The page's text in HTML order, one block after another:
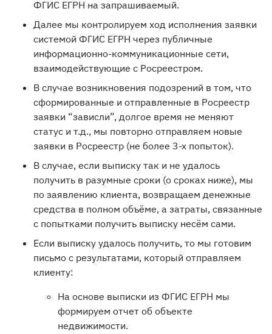
ФГИС ЕГРН на запрашиваемый.
Далее мы контролируем ход исполнения заявки
системой ФГИС ЕГРН через публичные
информационно-коммуникационные сети,
взаимодействующие с Росреестром.
В случае возникновения подозрений в том, что
сформированные и отправленные в Росреестр
заявки “зависли”, долгое время не меняют
статус и т.д., мы повторно отправляем новые
заявки в Росреестр (не более 3-х попыток).
В случае, если выписку так и не удалось
получить в разумные сроки (о сроках ниже), мы
по заявлению клиента, возвращаем денежные
средства в полном объёме, а затраты, связанные
с попытками получить выписку несём сами.
Если выписку удалось получить, то мы готовим
письмо с результатами, который отправляем
клиенту:
На основе выписки из ФГИС ЕГРН мы
формируем отчет об объекте
недвижимости.